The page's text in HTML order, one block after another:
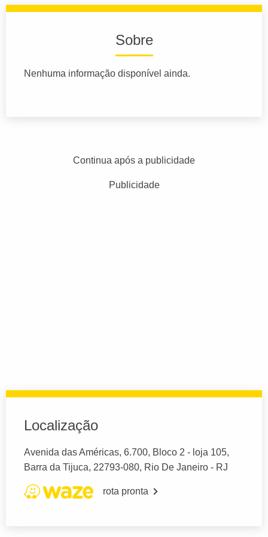
Sobre
Nenhuma informação disponível ainda.
Continua após a publicidade
Publicidade
Localização
Avenida das Américas, 6.700, Bloco 2 - loja 105,
Barra da Tijuca, 22793-080, Rio De Janeiro - RJ
rota pronta